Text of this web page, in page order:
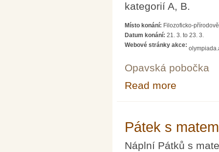
kategorií A, B.
Místo konání: Filozoficko-
Datum konání: 21. 3. to 23. 3.
Webové stránky akce:
Opavská pobočka
Read more
Pátek s
Náplní Pátků s